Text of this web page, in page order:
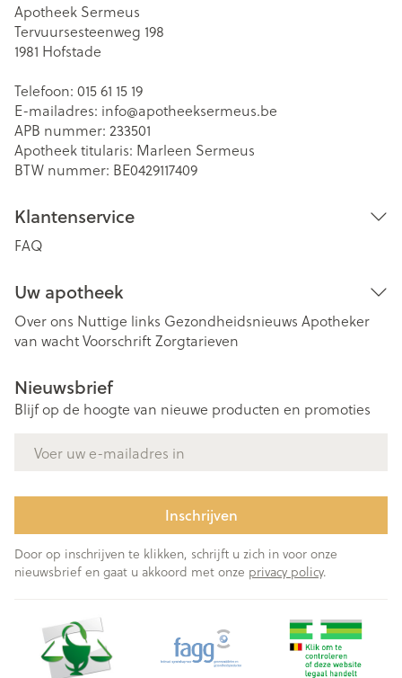
Apotheek Sermeus
Tervuursesteenweg 198
1981 Hofstade
Telefoon: 015 61 15 19
E-mailadres: info@apotheeksermeus.be
APB nummer: 233501
Apotheek titularis: Marleen Sermeus
BTW nummer: BE0429117409
Klantenservice
FAQ
Uw apotheek
Over ons Nuttige links Gezondheidsnieuws Apotheker
van wachtVoorschriftZorgtarieven
Nieuwsbrief
Blijf op de hoogte van nieuwe producten en promoties
Inschrijven
Door op inschrijven te klikken, schrijft u zich in voor onze
nieuwsbrief en gaat u akkoord met onze privacy policy.